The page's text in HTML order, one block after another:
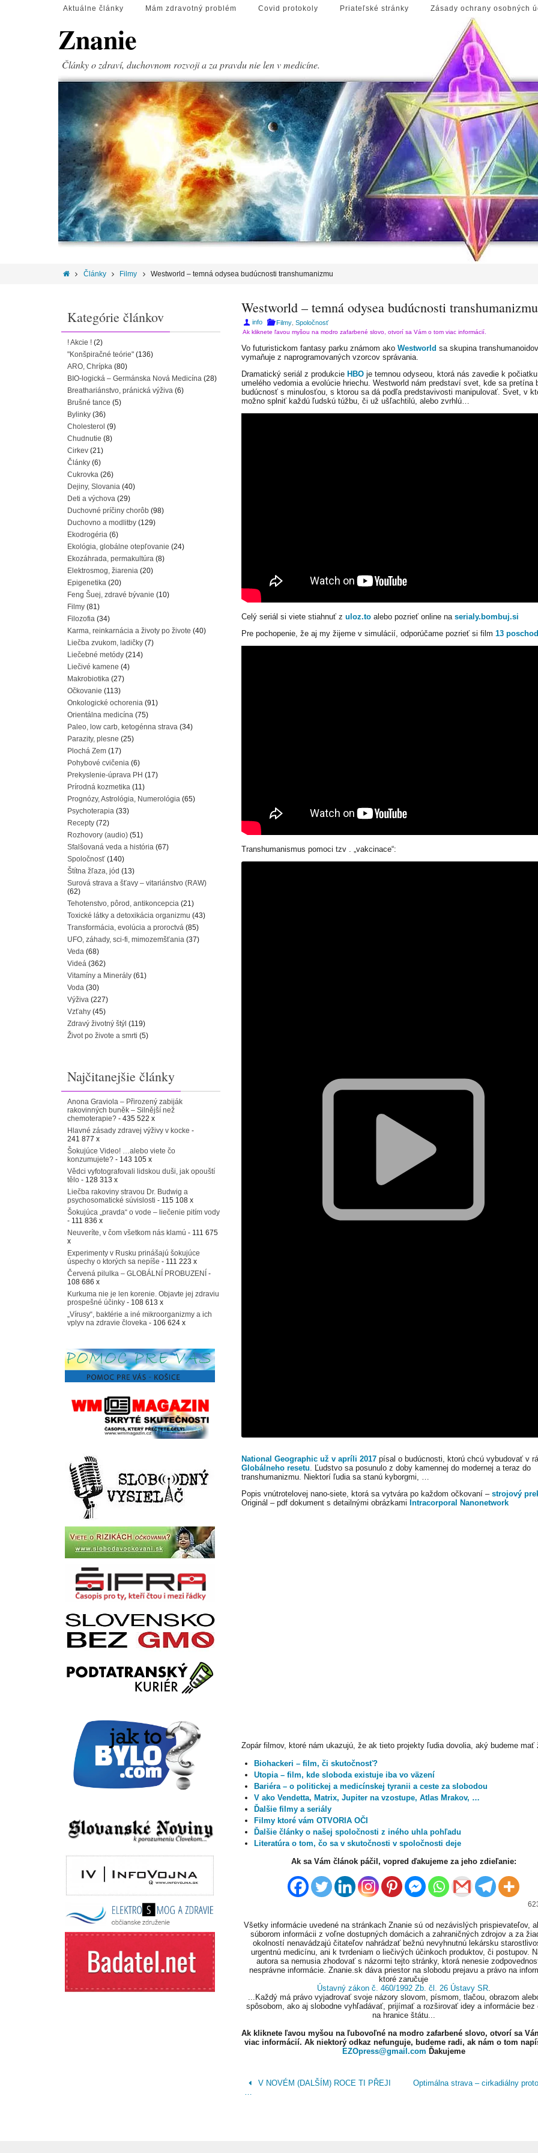
Aktuálne články Mám zdravotný problém Covid protokoly Priateľské stránky Zásady ochrany osobných
Znanie
Články o zdraví, duchovnom rozvoji a za pravdu nie len v medicíne.
Články Filmy Westworld – temná odysea budúcnosti transhumanizmu
Westworld – temná odysea budúcnosti transhumanizmu
info Filmy, Spoločnosť
Ak kliknete ľavou myšou na modro zafarbené slovo, otvorí sa Vám o tom viac informácií.
Vo futuristickom fantasy parku známom ako Westworld sa skupina transhumanoidov
vymaňuje z naprogramovaných vzorcov správania.
Dramatický seriál z produkcie HBO je temnou odyseou, ktorá nás zavedie k počiatku
umelého vedomia a evolúcie hriechu. Westworld nám predstaví svet, kde sa pretína
budúcnosť s minulosťou, s ktorou sa dá podľa predstavivosti manipulovať. Svet, v
možno splniť každú ľudskú túžbu, či už ušľachtilú, alebo zvrhlú…
Celý seriál si viete stiahnuť z uloz.to alebo pozrieť online na serialy.bombuj.si
Pre pochopenie, že aj my žijeme v simulácií, odporúčame pozrieť si film 13
Transhumanismus pomoci tzv . „vakcinace“:
National Geographic už v apríli 2017 písal o budúcnosti, ktorú chcú vybudovať v
Globálneho resetu . Ľudstvo sa posunulo z doby kamennej do modernej a teraz do
transhumanizmu. Niektorí ľudia sa stanú kyborgmi, …
Popis vnútrotelovej nano-siete, ktorá sa vytvára po každom očkovaní – strojový
Originál – pdf dokument s detailnými obrázkami Intracorporal Nanonetwork
Zopár filmov, ktoré nám ukazujú, že ak tieto projekty ľudia dovolia, aký budeme mať
Biohackeri – film, či skutočnosť?
Utopia – film, kde sloboda existuje iba vo väzení
Bariéra – o politickej a medicínskej tyranii a ceste za slobodou
V ako Vendetta, Matrix, Jupiter na vzostupe, Atlas Mrakov, …
Ďalšie filmy a seriály
Filmy ktoré vám OTVORIA OČI
Ďalšie články o našej spoločnosti z iného uhla pohľadu
Literatúra o tom, čo sa v skutočnosti v spoločnosti deje
Ak sa Vám článok páčil, vopred ďakujeme za jeho zdieľanie:
Všetky informácie uvedené na stránkach Znanie sú od nezávislých prispievateľov,
súborom informácii z voľne dostupných domácich a zahraničných zdrojov a za
okolností nenavádzajú čitateľov nahrádzať bežnú nevyhnutnú lekársku
urgentnú medicínu, ani k tvrdeniam o liečivých účinkoch produktov, či postupov.
autora sa nemusia zhodovať s názormi tejto stránky, ktorá nenesie
nesprávne informácie. Znanie.sk dáva priestor na slobodu prejavu a právo na
ktoré zaručuje
Ústavný zákon č. 460/1992 Zb. čl. 26 Ústavy SR.
...Každý má právo vyjadrovať svoje názory slovom, písmom, tlačou, obrazom
spôsobom, ako aj slobodne vyhľadávať, prijímať a rozširovať idey a informácie bez
na hranice štátu...
Ak kliknete ľavou myšou na ľubovoľné na modro zafarbené slovo, otvorí sa
viac informácií. Ak niektorý odkaz nefunguje, budeme radi, ak nám o tom
EZOpress@gmail.com Ďakujeme
V NOVÉM (DALŠÍM) ROCE TI PŘEJI
Optimálna strava – cirkadiálny
Kategórie článkov
! Akcie ! (2)
"Konšpiračné teórie" (136)
ARO, Chrípka (80)
BIO-logická – Germánska Nová Medicína (28)
Breathariánstvo, pránická výživa (6)
Brušné tance (5)
Bylinky (36)
Cholesterol (9)
Chudnutie (8)
Cirkev (21)
Články (6)
Cukrovka (26)
Dejiny, Slovania (40)
Deti a výchova (29)
Duchovné príčiny chorôb (98)
Duchovno a modlitby (129)
Ekodrogéria (6)
Ekológia, globálne otepľovanie (24)
Ekozáhrada, permakultúra (8)
Elektrosmog, žiarenia (20)
Epigenetika (20)
Feng Šuej, zdravé bývanie (10)
Filmy (81)
Filozofia (34)
Karma, reinkarnácia a životy po živote (40)
Liečba zvukom, ladičky (7)
Liečebné metódy (214)
Liečivé kamene (4)
Makrobiotika (27)
Očkovanie (113)
Onkologické ochorenia (91)
Orientálna medicína (75)
Paleo, low carb, ketogénna strava (34)
Parazity, plesne (25)
Plochá Zem (17)
Pohybové cvičenia (6)
Prekyslenie-úprava PH (17)
Prírodná kozmetika (11)
Prognózy, Astrológia, Numerológia (65)
Psychoterapia (33)
Recepty (72)
Rozhovory (audio) (51)
Sfalšovaná veda a história (67)
Spoločnosť (140)
Štítna žľaza, jód (13)
Surová strava a šťavy – vitariánstvo (RAW)
(62)
Tehotenstvo, pôrod, antikoncepcia (21)
Toxické látky a detoxikácia organizmu (43)
Transformácia, evolúcia a proroctvá (85)
UFO, záhady, sci-fi, mimozemšťania (37)
Veda (68)
Videá (362)
Vitamíny a Minerály (61)
Voda (30)
Výživa (227)
Vzťahy (45)
Zdravý životný štýl (119)
Život po živote a smrti (5)
Najčitanejšie články
Anona Graviola – Přirozený zabiják
rakovinných buněk – Silnější než
chemoterapie? - 435 522 x
Hlavné zásady zdravej výživy v kocke -
241 877 x
Šokujúce Video! …alebo viete čo
konzumujete? - 143 105 x
Vědci vyfotografovali lidskou duši, jak opouští
tělo - 128 313 x
Liečba rakoviny stravou Dr. Budwig a
psychosomatické súvislosti - 115 108 x
Šokujúca „pravda“ o vode – liečenie pitím vody
- 111 836 x
Neuveríte, v čom všetkom nás klamú - 111 675
x
Experimenty v Rusku prinášajú šokujúce
úspechy o ktorých sa nepíše - 111 223 x
Červená pilulka – GLOBÁLNÍ PROBUZENÍ -
108 686 x
Kurkuma nie je len korenie. Objavte jej zdraviu
prospešné účinky - 108 613 x
„Vírusy“, baktérie a iné mikroorganizmy a ich
vplyv na zdravie človeka - 106 624 x